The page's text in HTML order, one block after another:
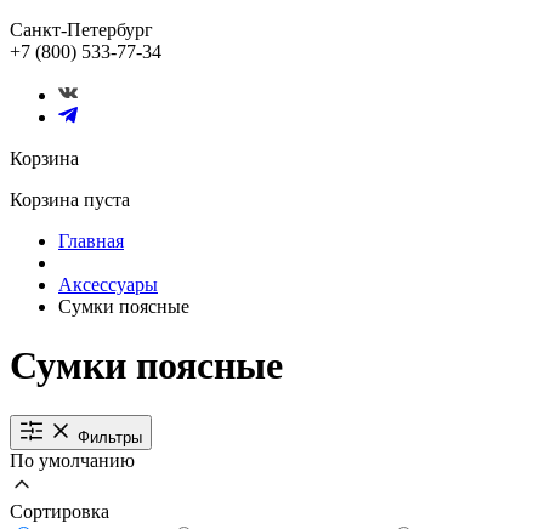
Санкт-Петербург
+7 (800) 533-77-34
Корзина
Корзина пуста
Главная
Аксессуары
Сумки поясные
Сумки поясные
Фильтры
По умолчанию
Сортировка